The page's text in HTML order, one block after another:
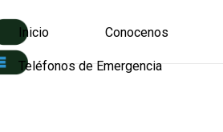
Inicio
Conocenos
Dirección
Teléfonos de Emergencia